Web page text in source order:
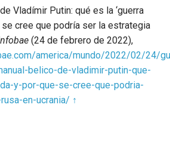
Vladímir Putin: qué es la ‘guerra
se cree que podría ser la estrategia
(24 de febrero de 2022),
america/mundo/2022/02/24/
belico-de-vladimir-putin-que-
y-por-que-se-cree-que-podria-
en-ucrania/ ↑